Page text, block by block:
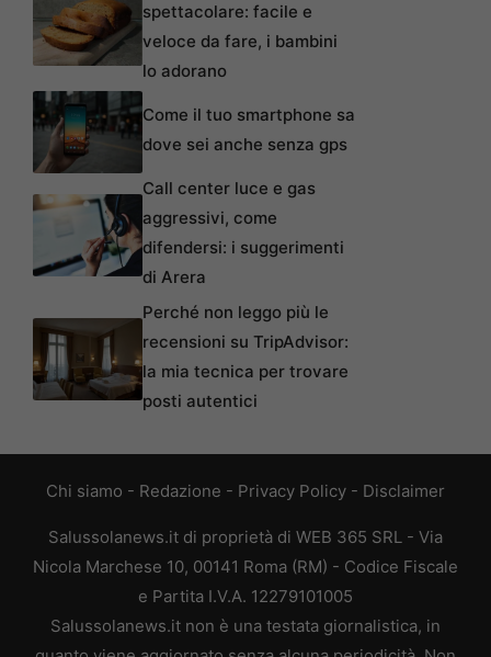
spettacolare: facile e
veloce da fare, i bambini
lo adorano
Come il tuo smartphone sa
dove sei anche senza gps
Call center luce e gas
aggressivi, come
difendersi: i suggerimenti
di Arera
Perché non leggo più le
recensioni su TripAdvisor:
la mia tecnica per trovare
posti autentici
Chi siamo - Redazione - Privacy Policy - Disclaimer
Salussolanews.it di proprietà di WEB 365 SRL - Via
Nicola Marchese 10, 00141 Roma (RM) - Codice Fiscale
e Partita I.V.A. 12279101005
Salussolanews.it non è una testata giornalistica, in